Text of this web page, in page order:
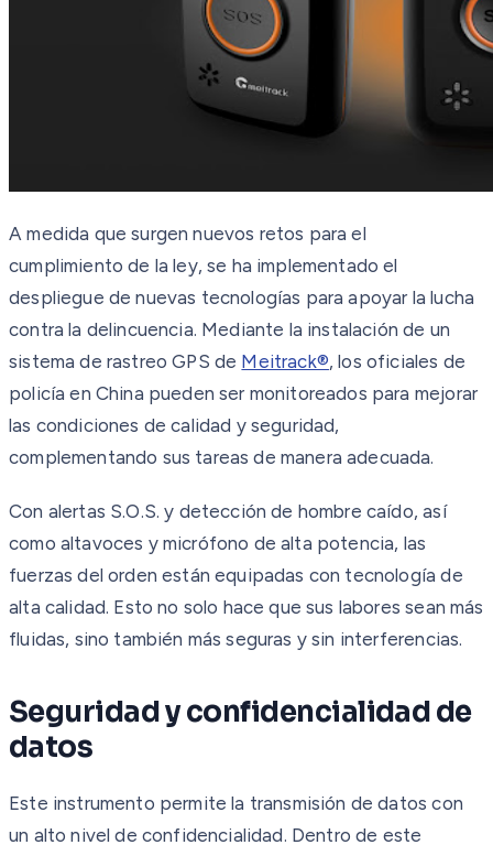
A medida que surgen nuevos retos para el
cumplimiento de la ley, se ha implementado el
despliegue de nuevas tecnologías para apoyar la lucha
contra la delincuencia. Mediante la instalación de un
sistema de rastreo GPS de Meitrack®, los oficiales de
policía en China pueden ser monitoreados para mejorar
las condiciones de calidad y seguridad,
complementando sus tareas de manera adecuada.
Con alertas S.O.S. y detección de hombre caído, así
como altavoces y micrófono de alta potencia, las
fuerzas del orden están equipadas con tecnología de
alta calidad. Esto no solo hace que sus labores sean más
fluidas, sino también más seguras y sin interferencias.
Seguridad y confidencialidad de
datos
Este instrumento permite la transmisión de datos con
un alto nivel de confidencialidad. Dentro de este